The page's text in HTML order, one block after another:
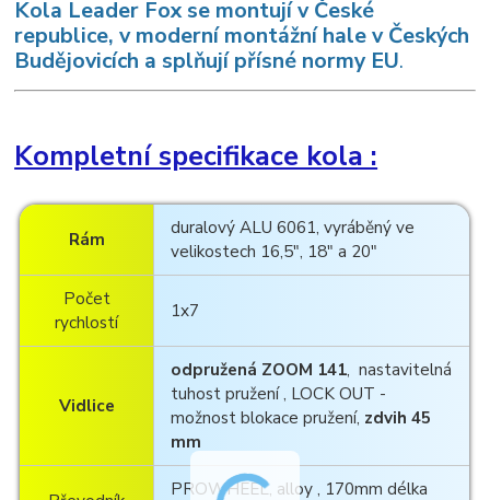
Kola Leader Fox se montují v České
republice, v moderní montážní hale v Českých
Budějovicích a splňují přísné normy EU.
Kompletní specifikace kola :
Rám
duralový ALU 6061, vyráběný ve
velikostech 16,5", 18" a 20"
Počet
rychlostí
1x7
Vidlice
odpružená ZOOM 141, nastavitelná
tuhost pružení , LOCK OUT -
možnost blokace pružení, zdvih 45
mm
PROWHEEL, alloy , 170mm délka